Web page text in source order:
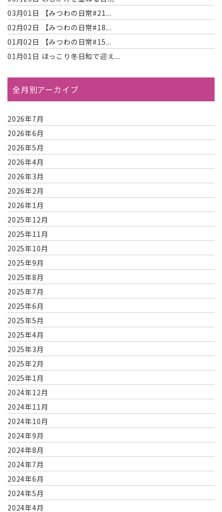
03月01日
【みつわの日常#21...
02月02日
【みつわの日常#18...
01月02日
【みつわの日常#15...
01月01日 ほっこり冬日和で迎え...
全月別アーカイブ
2026年7月
2026年6月
2026年5月
2026年4月
2026年3月
2026年2月
2026年1月
2025年12月
2025年11月
2025年10月
2025年9月
2025年8月
2025年7月
2025年6月
2025年5月
2025年4月
2025年3月
2025年2月
2025年1月
2024年12月
2024年11月
2024年10月
2024年9月
2024年8月
2024年7月
2024年6月
2024年5月
2024年4月